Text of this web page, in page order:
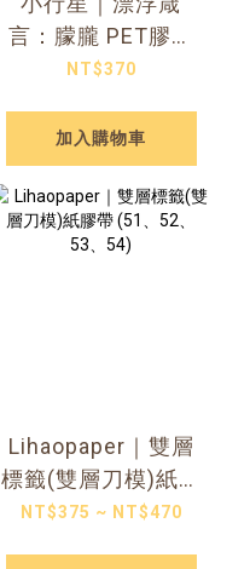
言：朦朧 PET膠帶
45mm（亮面/霧面
NT$370
加入購物車
Lihaopaper｜雙層
標籤(雙層刀模)紙膠
帶 (51、52、53、
NT$375 ~ NT$470